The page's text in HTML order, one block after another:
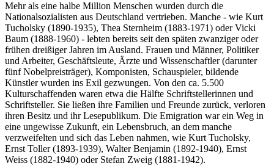
Mehr als eine halbe Million Menschen wurden durch die
Nationalsozialisten aus Deutschland vertrieben. Manche - wie Kurt
Tucholsky (1890-1935), Thea Sternheim (1883-1971) oder Vicki
Baum (1888-1960) - lebten bereits seit den späten zwanziger oder
frühen dreißiger Jahren im Ausland. Frauen und Männer, Politiker
und Arbeiter, Geschäftsleute, Ärzte und Wissenschaftler (darunter
fünf Nobelpreisträger), Komponisten, Schauspieler, bildende
Künstler wurden ins Exil gezwungen. Von den ca. 5.500
Kulturschaffenden waren etwa die Hälfte Schriftstellerinnen und
Schriftsteller. Sie ließen ihre Familien und Freunde zurück, verloren
ihren Besitz und ihr Lesepublikum. Die Emigration war ein Weg in
eine ungewisse Zukunft, ein Lebensbruch, an dem manche
verzweifelten und sich das Leben nahmen, wie Kurt Tucholsky,
Ernst Toller (1893-1939), Walter Benjamin (1892-1940), Ernst
Weiss (1882-1940) oder Stefan Zweig (1881-1942).